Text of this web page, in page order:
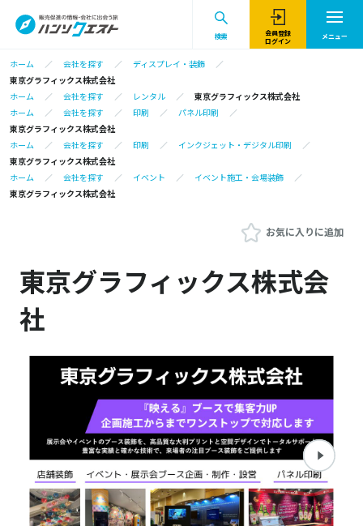
検索
会員登録
ログイン
メニュー
ホーム 会社を探す
ディスプレイ・装飾
東京グラフィックス株式会社
ホーム
会社を探す レンタル
東京グラフィックス株式会社
ホーム
会社を探す 印刷
パネル印刷
東京グラフィックス株式会社
ホーム
会社を探す 印刷
インクジェット・デジタル印刷
東京グラフィックス株式会社
ホーム
会社を探す イベント
イベント施工・会場装飾
東京グラフィックス株式会社
お気に入りに追加
東京グラフィックス株式会
社